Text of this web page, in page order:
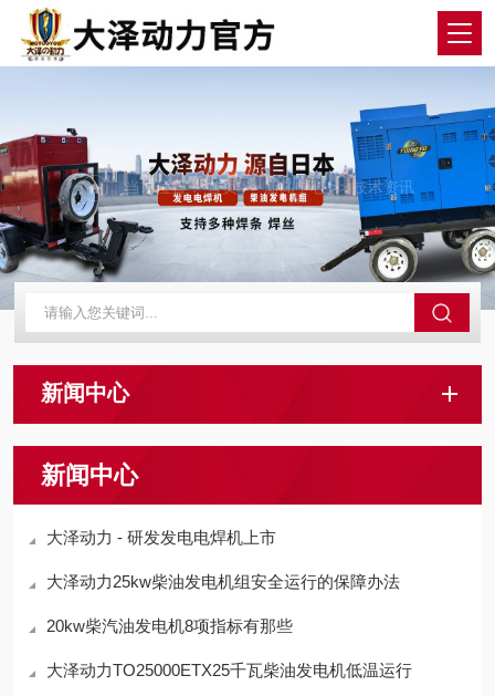
当前位置：首页>>新闻中心>>技术资讯
新闻中心
新闻中心
大泽动力 - 研发发电电焊机上市
大泽动力25kw柴油发电机组安全运行的保障办法
20kw柴汽油发电机8项指标有那些
大泽动力TO25000ETX25千瓦柴油发电机低温运行